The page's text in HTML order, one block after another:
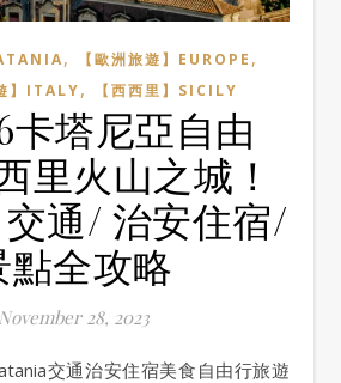
, 【歐洲旅遊】EUROPE ,
】ITALY, 【西西里】SICILY
卡塔尼亞自由
里火山之城！
通/ 治安住宿/
點全攻略
November 28, 2023